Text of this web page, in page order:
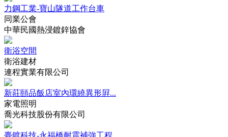
力鋼工業-寶山隧道工作台車
同業公會
中華民國熱浸鍍鋅協會
衛浴空間
衛浴建材
連程實業有限公司
新莊頤品飯店室內環繞異形屛...
家電照明
喬光科技股份有限公司